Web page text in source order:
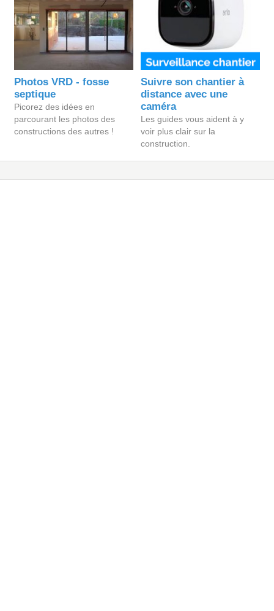
Photos VRD - fosse
septique
Picorez des idées en
parcourant les photos des
constructions des autres !
Suivre son chantier à
distance avec une
caméra
Les guides vous aident à y
voir plus clair sur la
construction.